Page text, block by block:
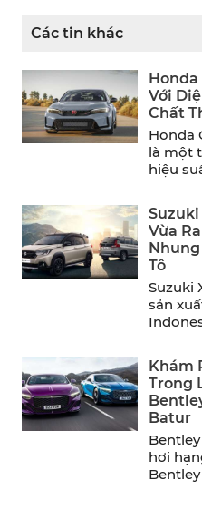
Các tin khác
Honda
Với
Chất
Honda
là một
hiệu
Suzuki
Vừa
Nhung
Tô
Suzuki
sản
Khám
Trong
Batur
hơi